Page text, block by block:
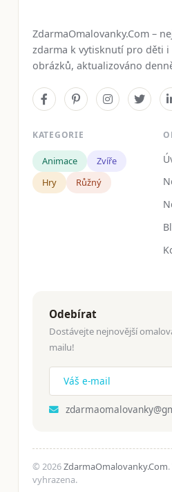
ZdarmaOmalovanky.Com –
zdarma k vytisknutí pro děti i
obrázků, aktualizováno
KATEGORIE
Animace
Zvíře
Hry
Růžný
Odebírat
Dostávejte nejnovější
mailu!
© 2026ZdarmaOmalovanky.Com
vyhrazena.